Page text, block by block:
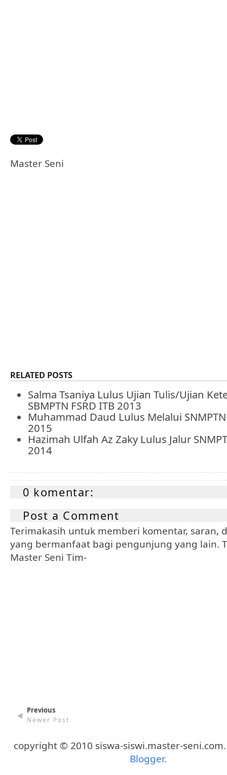
Master Seni
RELATED POSTS
Salma Tsaniya Lulus Ujian Tulis/Ujian
SBMPTN FSRD ITB 2013
Muhammad Daud Lulus Melalui SNMPTN
2015
Hazimah Ulfah Az Zaky Lulus Jalur
2014
0 komentar:
Post a Comment
Terimakasih untuk memberi komentar, saran,
yang bermanfaat bagi pengunjung yang lain.
Master Seni Tim-
◄ Previous
Newer Post
copyright © 2010 siswa-siswi.master-
Blogger.